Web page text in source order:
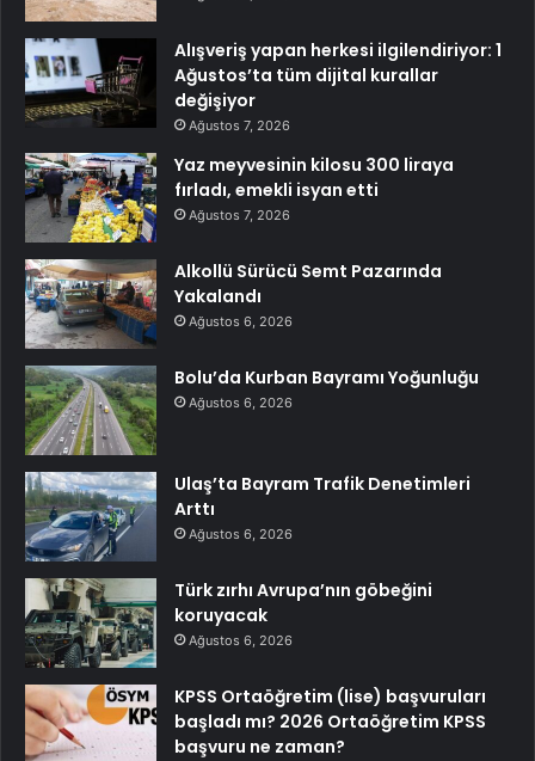
Alışveriş yapan herkesi ilgilendiriyor: 1
Ağustos’ta tüm dijital kurallar
değişiyor
Ağustos 7, 2026
Yaz meyvesinin kilosu 300 liraya
fırladı, emekli isyan etti
Ağustos 7, 2026
Alkollü Sürücü Semt Pazarında
Yakalandı
Ağustos 6, 2026
Bolu’da Kurban Bayramı Yoğunluğu
Ağustos 6, 2026
Ulaş’ta Bayram Trafik Denetimleri
Arttı
Ağustos 6, 2026
Türk zırhı Avrupa’nın göbeğini
koruyacak
Ağustos 6, 2026
KPSS Ortaöğretim (lise) başvuruları
başladı mı? 2026 Ortaöğretim KPSS
başvuru ne zaman?